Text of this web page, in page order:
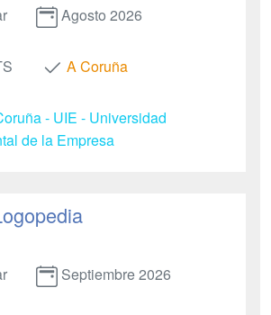
Agosto 2026
A Coruña
- UIE - Universidad
de la Empresa
Septiembre 2026